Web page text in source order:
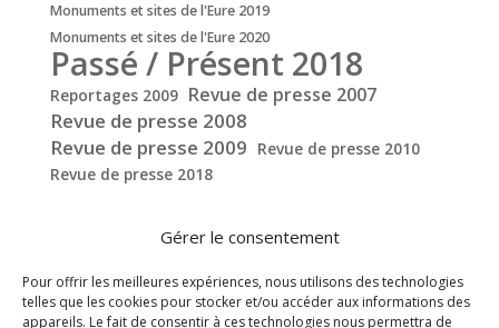
Gérer le consentement
Pour offrir les meilleures expériences, nous utilisons des technologies
telles que les cookies pour stocker et/ou accéder aux informations des
appareils. Le fait de consentir à ces technologies nous permettra de
Monuments et sites de l'Eure 2019
Monuments et sites de l'Eure 2020
Passé / Présent 2018
Reportages 2009 Revue de presse 2007
Revue de presse 2008
Revue de presse 2009 Revue de presse 2010
Revue de presse 2018